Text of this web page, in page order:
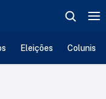
Eleições